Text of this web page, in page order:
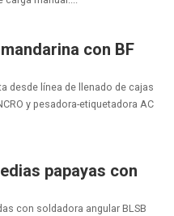
con BF
desde línea de llenado de cajas
y pesadora-etiquetadora AC
papayas con
con soldadora angular BLSB